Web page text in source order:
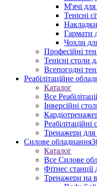
М'ячі для
Тенісні
Накладки
Гармати
Чохли
Професійні
Тенісні столи
Всепогодні
Реабілітаційне
Каталог
Все
Інверсійні
Тренажери для
Силове обладнання
Каталог
Все Силове
Фітнес
Тренажери на